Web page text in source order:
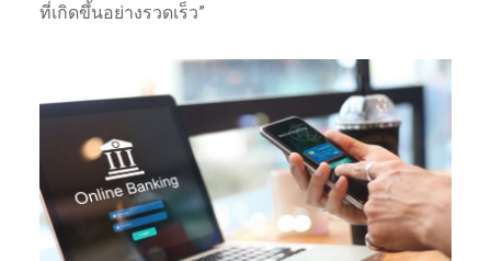
ที่เกิดขึ้นอย่างรวดเร็ว”